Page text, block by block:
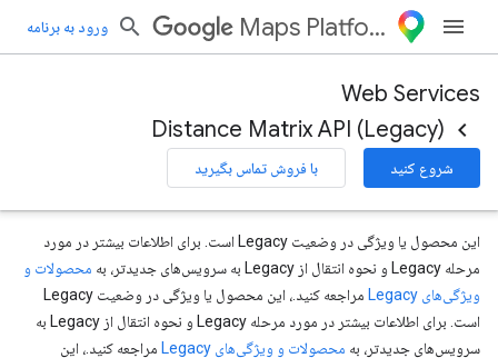
Maps Platform ورود به برنامه
Web Services
Distance Matrix API (Legacy)
شروع کنید با فروش تماس بگیرید
این محصول یا ویژگی در وضعیت Legacy است. برای اطلاعات بیشتر در مورد
مرحله Legacy و نحوه انتقال از Legacy به سرویس‌های جدیدتر، به
محصولات و
ویژگی‌های Legacy
مراجعه کنید.، این محصول یا ویژگی در وضعیت Legacy
است. برای اطلاعات بیشتر در مورد مرحله Legacy و نحوه انتقال از Legacy به
سرویس‌های جدیدتر، به محصولات و ویژگی‌های Legacy
مراجعه کنید.، این